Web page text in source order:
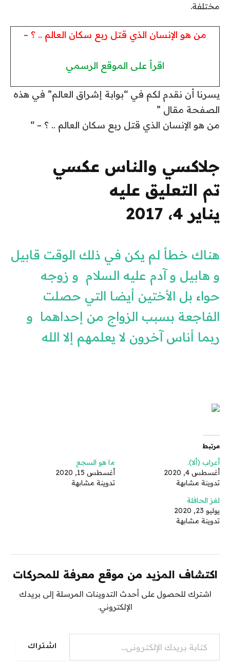
مختلفة.
من هو الإنسان الذي قتل ربع سكان العالم .. ؟ –
اقرأ على الموقع الرسمي
يسرنا أن نقدم لكم في “بوابة إشراق العالم” في هذه
الصفحة مقال ”
من هو الإنسان الذي قتل ربع سكان العالم .. ؟ – “
جلاكسي والناس عكسي
تم التعليق عليه
يناير 4، 2017
هناك خطأ لم يكن في ذلك الوقت قابيل
و هابيل و آدم عليه السلام و زوجه
حواء بل الأختين أيضا التي حصلت
الفاجعة بسبب الزواج من إحداهما و
ربما أناس آخرون لا يعلمهم إلا الله
مرتبط
أعراب (ألا).
أغسطس 4, 2020
تدوينة مشابهة
ما هو السجع
أغسطس 15, 2020
تدوينة مشابهة
لغز الحافلة
يوليو 23, 2020
تدوينة مشابهة
اكتشاف المزيد من موقع معرفة للمحركات
اشترك للحصول على أحدث التدوينات المرسلة إلى بريدك
الإلكتروني.
كتابة بريدك الإلكتروني...
اشتراك